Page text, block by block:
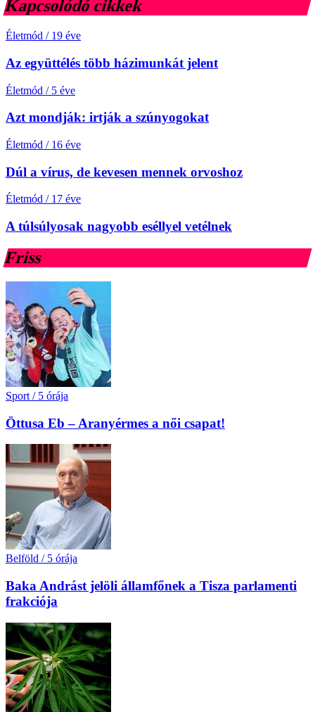
Kapcsolódó cikkek
Életmód / 19 éve
Az együttélés több házimunkát jelent
Életmód / 5 éve
Azt mondják: irtják a szúnyogokat
Életmód / 16 éve
Dúl a vírus, de kevesen mennek orvoshoz
Életmód / 17 éve
A túlsúlyosak nagyobb eséllyel vetélnek
Friss
Sport / 5 órája
Öttusa Eb – Aranyérmes a női csapat!
Belföld / 5 órája
Baka Andrást jelöli államfőnek a Tisza parlamenti
frakciója